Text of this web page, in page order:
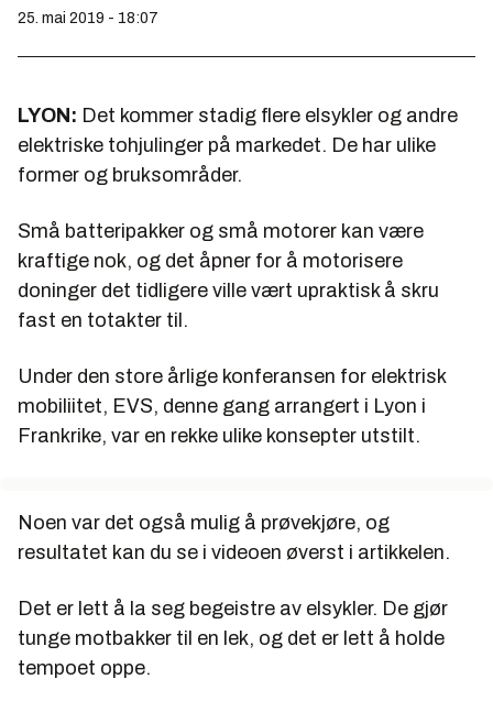
25. mai 2019 - 18:07
LYON: Det kommer stadig flere elsykler og andre
elektriske tohjulinger på markedet. De har ulike
former og bruksområder.
Små batteripakker og små motorer kan være
kraftige nok, og det åpner for å motorisere
doninger det tidligere ville vært upraktisk å skru
fast en totakter til.
Under den store årlige konferansen for elektrisk
mobiliitet, EVS, denne gang arrangert i Lyon i
Frankrike, var en rekke ulike konsepter utstilt.
Noen var det også mulig å prøvekjøre, og
resultatet kan du se i videoen øverst i artikkelen.
Det er lett å la seg begeistre av elsykler. De gjør
tunge motbakker til en lek, og det er lett å holde
tempoet oppe.